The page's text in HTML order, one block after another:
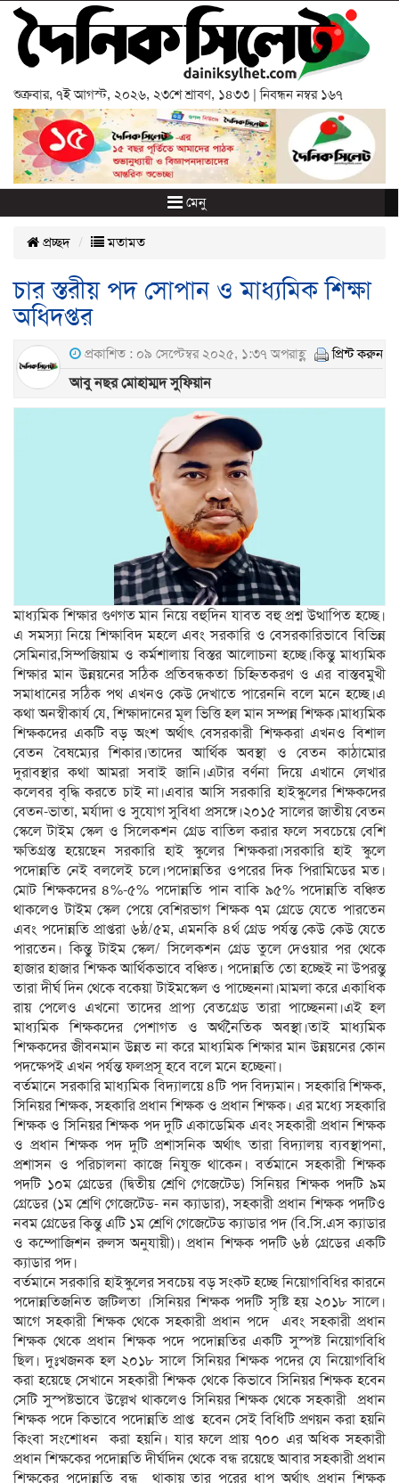
শুক্রবার, ৭ই আগস্ট, ২০২৬, ২৩শে শ্রাবণ, ১৪৩৩ | নিবন্ধন নম্বর ১৬৭
মেনু
প্রচ্ছদ মতামত
চার স্তরীয় পদ সোপান ও মাধ্যমিক শিক্ষা
অধিদপ্তর
প্রকাশিত : ০৯ সেপ্টেম্বর ২০২৫, ১:৩৭ অপরাহ্ণ প্রিন্ট করুন
আবু নছর মোহাম্মদ সুফিয়ান
মাধ্যমিক শিক্ষার গুণগত মান নিয়ে বহুদিন যাবত বহু প্রশ্ন উত্থাপিত হচ্ছে।
এ সমস্যা নিয়ে শিক্ষাবিদ মহলে এবং সরকারি ও বেসরকারিভাবে বিভিন্ন
সেমিনার,সিম্পজিয়াম ও কর্মশালায় বিস্তর আলোচনা হচ্ছে।কিন্তু মাধ্যমিক
শিক্ষার মান উন্নয়নের সঠিক প্রতিবন্ধকতা চিহ্নিতকরণ ও এর বাস্তবমুখী
সমাধানের সঠিক পথ এখনও কেউ দেখাতে পারেননি বলে মনে হচ্ছে।এ
কথা অনস্বীকার্য যে, শিক্ষাদানের মূল ভিত্তি হল মান সম্পন্ন শিক্ষক।মাধ্যমিক
শিক্ষকদের একটি বড় অংশ অর্থাৎ বেসরকারী শিক্ষকরা এখনও বিশাল
বেতন বৈষম্যের শিকার।তাদের আর্থিক অবস্থা ও বেতন কাঠামোর
দুরাবস্থার কথা আমরা সবাই জানি।এটার বর্ণনা দিয়ে এখানে লেখার
কলেবর বৃদ্ধি করতে চাই না।এবার আসি সরকারি হাইস্কুলের শিক্ষকদের
বেতন-ভাতা, মর্যাদা ও সুযোগ সুবিধা প্রসঙ্গে।২০১৫ সালের জাতীয় বেতন
স্কেলে টাইম স্কেল ও সিলেকশন গ্রেড বাতিল করার ফলে সবচেয়ে বেশি
ক্ষতিগ্রস্ত হয়েছেন সরকারি হাই স্কুলের শিক্ষকরা।সরকারি হাই স্কুলে
পদোন্নতি নেই বললেই চলে।পদোন্নতির ওপরের দিক পিরামিডের মত।
মোট শিক্ষকদের ৪%-৫% পদোন্নতি পান বাকি ৯৫% পদোন্নতি বঞ্চিত
থাকলেও টাইম স্কেল পেয়ে বেশিরভাগ শিক্ষক ৭ম গ্রেডে যেতে পারতেন
এবং পদোন্নতি প্রাপ্তরা ৬ষ্ঠ/৫ম, এমনকি ৪র্থ গ্রেড পর্যন্ত কেউ কেউ যেতে
পারতেন। কিন্তু টাইম স্কেল/ সিলেকশন গ্রেড তুলে দেওয়ার পর থেকে
হাজার হাজার শিক্ষক আর্থিকভাবে বঞ্চিত। পদোন্নতি তো হচ্ছেই না উপরন্তু
তারা দীর্ঘ দিন থেকে বকেয়া টাইমস্কেল ও পাচ্ছেননা।মামলা করে একাধিক
রায় পেলেও এখনো তাদের প্রাপ্য বেতগ্রেড তারা পাচ্ছেননা।এই হল
মাধ্যমিক শিক্ষকদের পেশাগত ও অর্থনৈতিক অবস্থা।তাই মাধ্যমিক
শিক্ষকদের জীবনমান উন্নত না করে মাধ্যমিক শিক্ষার মান উন্নয়নের কোন
পদক্ষেপই এখন পর্যন্ত ফলপ্রসূ হবে বলে মনে হচ্ছেনা।
বর্তমানে সরকারি মাধ্যমিক বিদ্যালয়ে ৪টি পদ বিদ্যমান। সহকারি শিক্ষক,
সিনিয়র শিক্ষক, সহকারি প্রধান শিক্ষক ও প্রধান শিক্ষক। এর মধ্যে সহকারি
শিক্ষক ও সিনিয়র শিক্ষক পদ দুটি একাডেমিক এবং সহকারী প্রধান শিক্ষক
ও প্রধান শিক্ষক পদ দুটি প্রশাসনিক অর্থাৎ তারা বিদ্যালয় ব্যবস্থাপনা,
প্রশাসন ও পরিচালনা কাজে নিযুক্ত থাকেন। বর্তমানে সহকারী শিক্ষক
পদটি ১০ম গ্রেডের (দ্বিতীয় শ্রেণি গেজেটেড) সিনিয়র শিক্ষক পদটি ৯ম
গ্রেডের (১ম শ্রেণি গেজেটেড- নন ক্যাডার), সহকারী প্রধান শিক্ষক পদটিও
নবম গ্রেডের কিন্তু এটি ১ম শ্রেণি গেজেটেড ক্যাডার পদ (বি.সি.এস ক্যাডার
ও কম্পোজিশন রুলস অনুযায়ী)। প্রধান শিক্ষক পদটি ৬ষ্ঠ গ্রেডের একটি
ক্যাডার পদ।
বর্তমানে সরকারি হাইস্কুলের সবচেয় বড় সংকট হচ্ছে নিয়োগবিধির কারনে
পদোন্নতিজনিত জটিলতা ।সিনিয়র শিক্ষক পদটি সৃষ্টি হয় ২০১৮ সালে।
আগে সহকারী শিক্ষক থেকে সহকারী প্রধান পদে এবং সহকারী প্রধান
শিক্ষক থেকে প্রধান শিক্ষক পদে পদোন্নতির একটি সুস্পষ্ট নিয়োগবিধি
ছিল। দুঃখজনক হল ২০১৮ সালে সিনিয়র শিক্ষক পদের যে নিয়োগবিধি
করা হয়েছে সেখানে সহকারী শিক্ষক থেকে কিভাবে সিনিয়র শিক্ষক হবেন
সেটি সুস্পষ্টভাবে উল্লেখ থাকলেও সিনিয়র শিক্ষক থেকে সহকারী প্রধান
শিক্ষক পদে কিভাবে পদোন্নতি প্রাপ্ত হবেন সেই বিধিটি প্রণয়ন করা হয়নি
কিংবা সংশোধন করা হয়নি। যার ফলে প্রায় ৭০০ এর অধিক সহকারী
প্রধান শিক্ষকের পদোন্নতি দীর্ঘদিন থেকে বন্ধ রয়েছে আবার সহকারী প্রধান
শিক্ষকের পদোন্নতি বন্ধ থাকায় তার পরের ধাপ অর্থাৎ প্রধান শিক্ষক